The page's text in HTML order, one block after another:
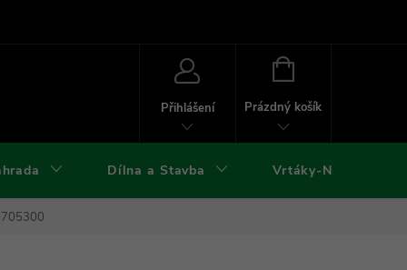
Přihlášení
NÁKUPNÍ
Prázdný košík
Dílna a Stavba Vrtáky-Nástroje